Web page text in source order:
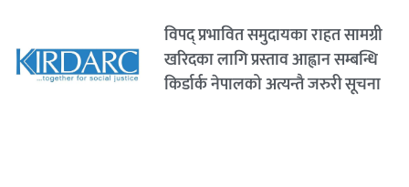
विपद् प्रभावित समुदायका राहत सामग्री
खरिदका लागि प्रस्ताव आह्वान सम्बन्धि
किर्डार्क नेपालको अत्यन्तै जरुरी सूचना